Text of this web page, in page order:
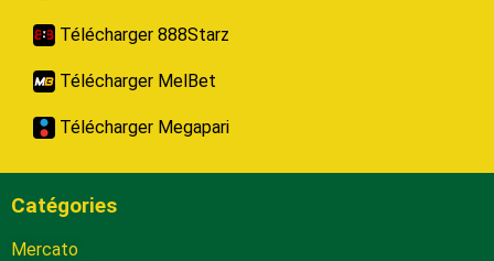
Télécharger 888Starz
Télécharger MelBet
Télécharger Megapari
Catégories
Mercato